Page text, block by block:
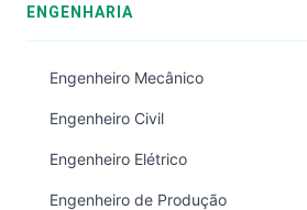
ENGENHARIA
Engenheiro Mecânico
Engenheiro Civil
Engenheiro Elétrico
Engenheiro de Produção